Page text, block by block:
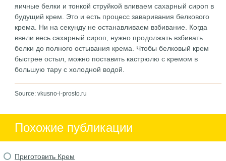
яичные белки и тонкой струйкой вливаем сахарный сироп в
будущий крем. Это и есть процесс заваривания белкового
крема. Ни на секунду не останавливаем взбивание. Когда
ввели весь сахарный сироп, нужно продолжать взбивать
белки до полного остывания крема. Чтобы белковый крем
быстрее остыл, можно поставить кастрюлю с кремом в
большую тару с холодной водой.
Source: vkusno-i-prosto.ru
Похожие публикации
Приготовить Крем